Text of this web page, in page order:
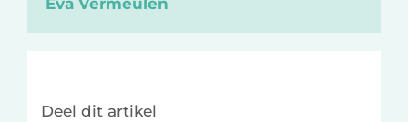
Deel dit artikel